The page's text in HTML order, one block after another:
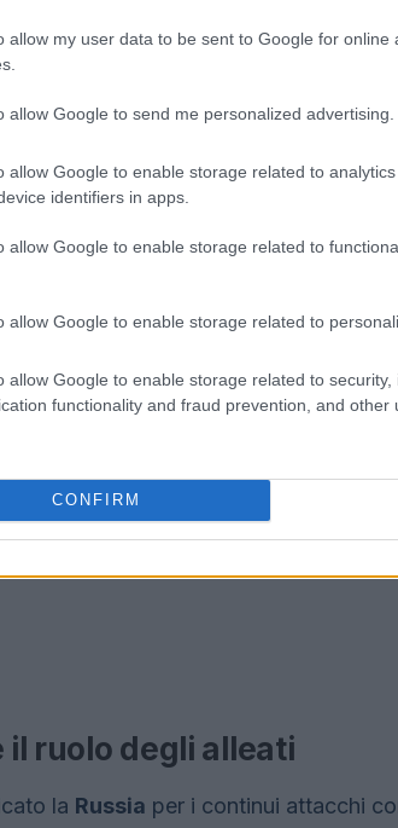
allow my user data to be sent to Google for online
allow Google to send me personalized advertising.
allow Google to enable storage related to
identifiers in apps.
allow Google to enable storage related to
allow Google to enable storage related to
allow Google to enable storage related to security,
functionality and fraud prevention, and other
CONFIRM
precedenti.
degli Stati Uniti
aumento è stato in parte causato dalla
già raggiunto l’obiettivo del
del
il ruolo degli alleati
la Russia per i continui attacchi